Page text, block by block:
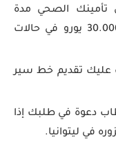
الصحي مدة
الإقامة بالكامل مع حد أدنى قدره 30.000 يورو في حالات
عليك تقديم خط سير
دعوة في طلبك إذا
في ليتوانيا.